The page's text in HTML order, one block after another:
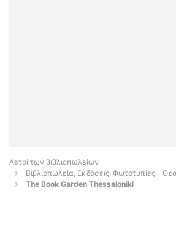
Αετοί των βιβλιοπωλείων
Βιβλιοπωλεία, Εκδόσεις, Φωτοτυπίες -
The Book Garden Thessaloniki